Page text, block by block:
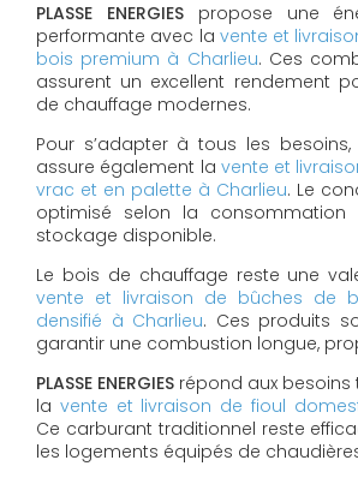
PLASSE ENERGIESpropose une
performante avec la vente et
bois premium à Charlieu. Ces
assurent un excellent rendement
de chauffage modernes.
Pour s’adapter à tous les besoins,
assure également la vente et
vrac et en palette à Charlieu. Le
optimisé selon la
stockage disponible.
Le bois de chauffage reste une
vente et livraison de bûches de
densifié à Charlieu. Ces produits
garantir une combustion longue,
PLASSE ENERGIES répond aux
la vente et livraison de fioul
Ce carburant traditionnel reste
les logements équipés de